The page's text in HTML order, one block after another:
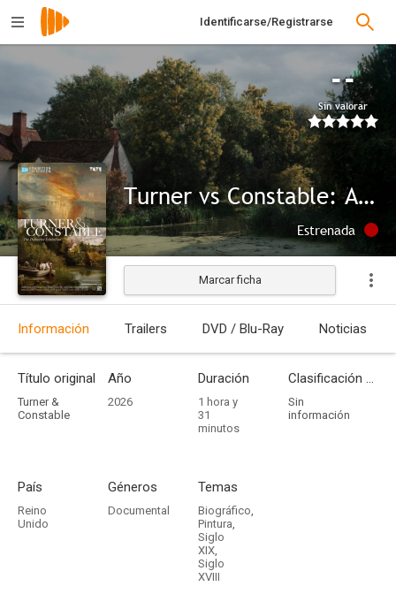
Identificarse/Registrarse
--
Sin valorar
Turner vs Constable: Agua y fuego en el Romanticismo
Estrenada
Marcar ficha
Información Trailers DVD / Blu-Ray Noticias
Título original
Turner &
Constable
Año
2026
Duración
1 hora y
31
minutos
Clasificación por edades
Sin
información
País
Reino
Unido
Géneros
Documental
Temas
Biográfico,
Pintura,
Siglo
XIX,
Siglo
XVIII